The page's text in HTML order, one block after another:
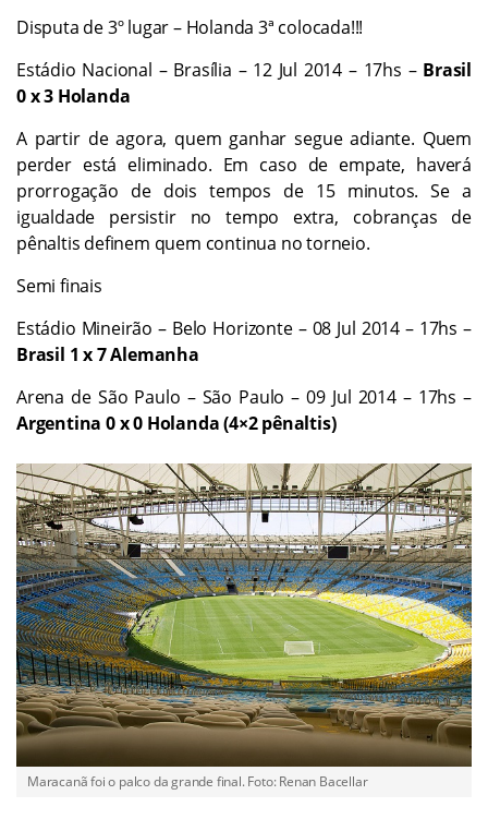
Disputa de 3º lugar – Holanda 3ª colocada!!!
Estádio Nacional – Brasília – 12 Jul 2014 – 17hs – Brasil
0 x 3 Holanda
A partir de agora, quem ganhar segue adiante. Quem
perder está eliminado. Em caso de empate, haverá
prorrogação de dois tempos de 15 minutos. Se a
igualdade persistir no tempo extra, cobranças de
pênaltis definem quem continua no torneio.
Semi finais
Estádio Mineirão – Belo Horizonte – 08 Jul 2014 – 17hs –
Brasil 1 x 7 Alemanha
Arena de São Paulo – São Paulo – 09 Jul 2014 – 17hs –
Argentina 0 x 0 Holanda (4×2 pênaltis)
Maracanã foi o palco da grande final. Foto: Renan Bacellar